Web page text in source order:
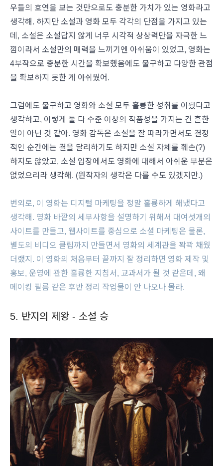
우들의 호연을 보는 것만으로도 충분한 가치가 있는 영화라고
생각해. 하지만 소설과 영화 모두 각각의 단점을 가지고 있는
데, 소설은 소설답지 않게 너무 시각적 상상력만을 자극한 느
낌이라서 소설만의 매력을 느끼기엔 아쉬움이 있었고, 영화는
4부작으로 충분한 시간을 확보했음에도 불구하고 다양한 관점
을 확보하지 못한 게 아쉬웠어.
그럼에도 불구하고 영화와 소설 모두 훌륭한 성취를 이뤘다고
생각하고, 이렇게 둘 다 수준 이상의 작품성을 가지는 건 흔한
일이 아닌 것 같아. 영화 감독은 소설을 잘 따라가면서도 결정
적인 순간에는 결을 달리하기도 하지만 소설 자체를 훼손(?)
하지도 않았고, 소설 입장에서도 영화에 대해서 아쉬운 부분은
없었으리라 생각해. (원작자의 생각은 다를 수도 있겠지만.)
번외로, 이 영화는 디지털 마케팅을 정말 훌륭하게 해냈다고
생각해. 영화 바깥의 세부사항을 설명하기 위해서 대여섯개의
사이트를 만들고, 웹사이트를 중심으로 소셜 마케팅은 물론,
별도의 비디오 클립까지 만들면서 영화의 세계관을 꽉꽉 채웠
더랬지. 이 영화의 처음부터 끝까지 잘 정리하면 영화 제작 및
홍보, 운영에 관한 훌륭한 지침서, 교과서가 될 것 같은데, 왜
메이킹 필름 같은 후반 정리 작업물이 안 나오나 몰라.
5. 반지의 제왕 - 소설 승